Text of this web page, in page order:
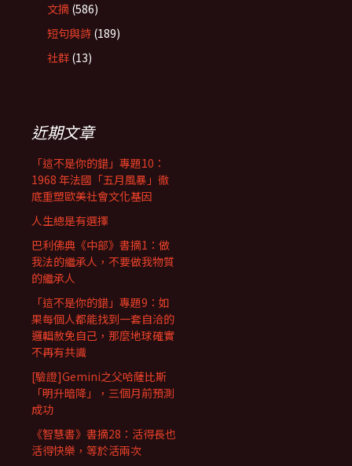
文摘 (586)
短句與詩 (189)
社群 (13)
近期文章
「這不是你的錯」專題10：
1968 年法國「五月風暴」徹
底重塑歐美社會文化基因
人生總是有選擇
巴利佛典《中部》書摘1：做
我法的繼承人，不要做我物質
的繼承人
「這不是你的錯」專題9：如
果每個人都能找到一套自洽的
邏輯赦免自己，那麼地球確實
不再有共識
[驗證]Gemini之父哈薩比斯
「明升暗降」，三個月前預測
成功
《智慧書》書摘28：活得長也
活得快樂，等於活兩次